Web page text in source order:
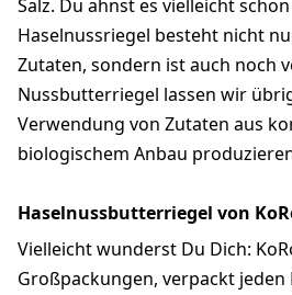
Salz. Du ahnst es vielleicht
Haselnussriegel besteht nicht
Zutaten, sondern ist auch noch
Nussbutterriegel lassen wir
Verwendung von Zutaten aus
biologischem Anbau
Haselnussbutterriegel von
Vielleicht wunderst Du Dich:
Großpackungen, verpackt jeden